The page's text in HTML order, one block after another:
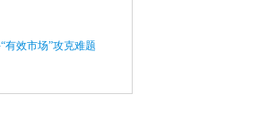
有效市场”攻克难题